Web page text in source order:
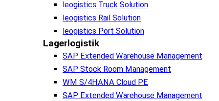
leogistics Truck Solution
leogistics Rail Solution
leogistics Port Solution
Lagerlogistik
SAP Extended Warehouse Management
SAP Stock Room Management
WM S/4HANA Cloud PE
SAP Extended Warehouse Management